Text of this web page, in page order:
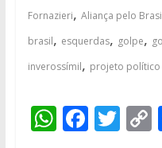
Fornazieri, Aliança pelo
brasil, esquerdas, golpe,
inverossímil, projeto político
W F T